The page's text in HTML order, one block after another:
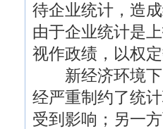
待企业统计，造
由于企业统计是
视作政绩，以权
新经济环境下
经严重制约了统
受到影响；另一